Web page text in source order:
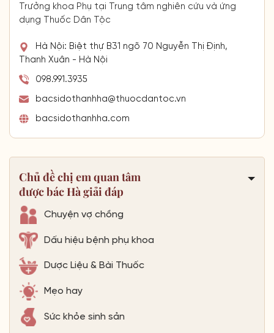
Trưởng khoa Phụ tại Trung tâm nghiên cứu và ứng
dụng Thuốc Dân Tộc
Hà Nội: Biệt thự B31 ngõ 70 Nguyễn Thị Định,
Thanh Xuân - Hà Nội
098.991.3935
bacsidothanhha@thuocdantoc.vn
bacsidothanhha.com
Chủ đề chị em quan tâm
được bác Hà giải đáp
Chuyện vợ chồng
Dấu hiệu bệnh phụ khoa
Dược Liệu & Bài Thuốc
Mẹo hay
Sức khỏe sinh sản